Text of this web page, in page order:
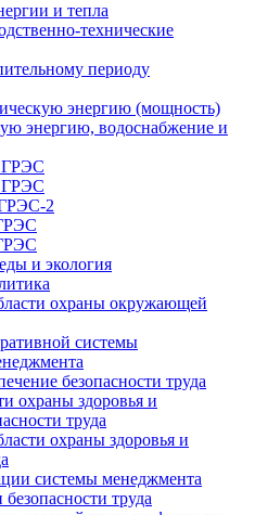
и тепла
технические
периоду
энергию (мощность)
энергию, водоснабжение и
ГРЭС
ГРЭС
2
и экология
охраны окружающей
системы
безопасности труда
охраны здоровья и
труда
охраны здоровья и
системы менеджмента
труда